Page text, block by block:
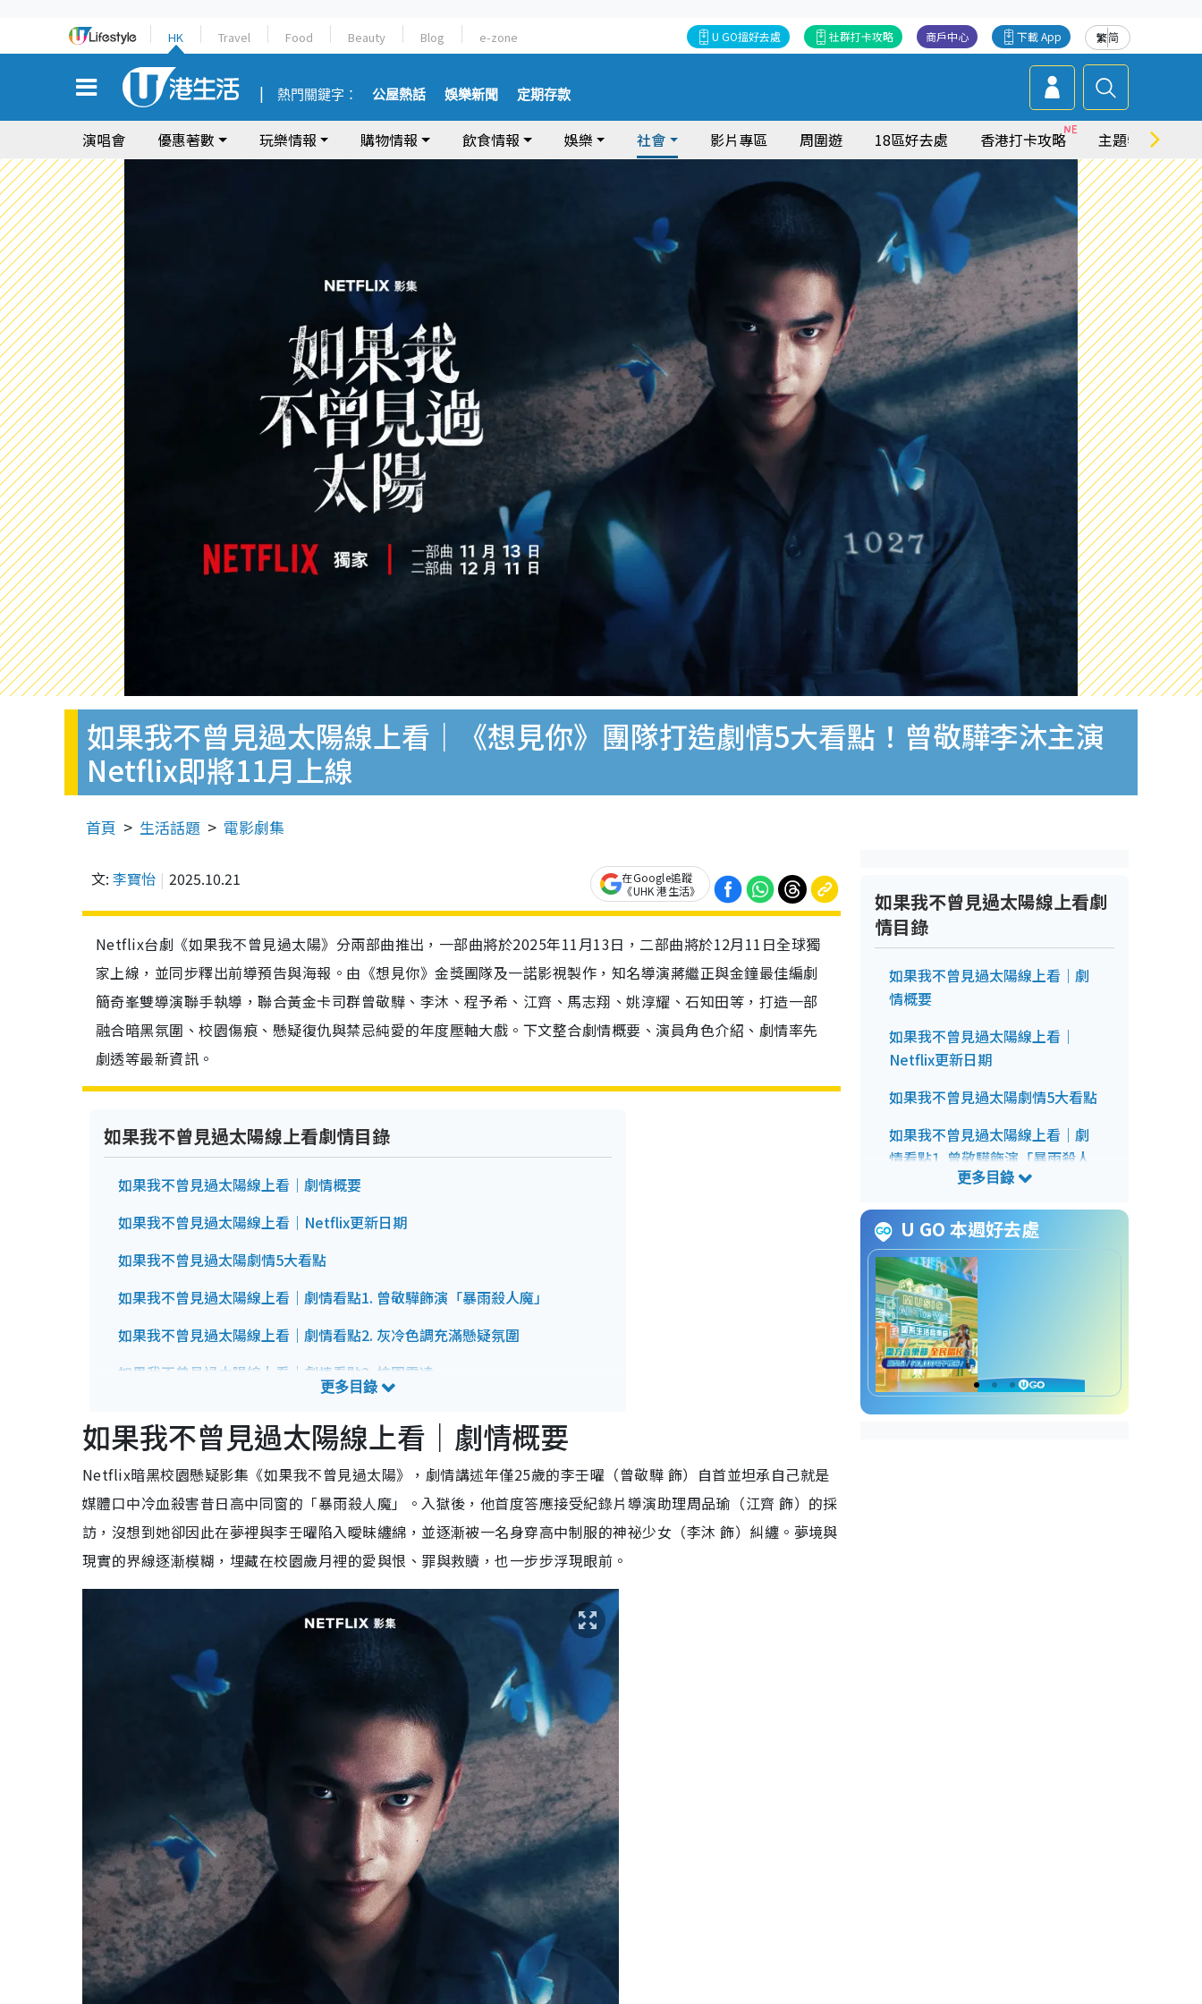
HK Travel Food Beauty Blog e-zone 繁简
下載 App
商戶中心
社群打卡攻略
U GO搵好去處
熱門關鍵字： 公屋熱話 娛樂新聞 定期存款
演唱會 優惠著數 玩樂情報 購物情報 飲食情報 娛樂 社會 影片專區 周圍遊 18區好去處 香港打卡攻略 主題特集
如果我不曾見過太陽線上看｜《想見你》團隊打造劇情5大看點！曾敬驊李沐主演
Netflix即將11月上線
首頁 生活話題 電影劇集
文: 李寶怡 2025.10.21
在Google追蹤
《UHK 港生活》
Netflix台劇《如果我不曾見過太陽》分兩部曲推出，一部曲將於2025年11月13日，二部曲將於12月11日全球獨
家上線，並同步釋出前導預告與海報。由《想見你》金獎團隊及一諾影視製作，知名導演蔣繼正與金鐘最佳編劇
簡奇峯雙導演聯手執導，聯合黃金卡司群曾敬驊、李沐、程予希、江齊、馬志翔、姚淳耀、石知田等，打造一部
融合暗黑氛圍、校園傷痕、懸疑復仇與禁忌純愛的年度壓軸大戲。下文整合劇情概要、演員角色介紹、劇情率先
劇透等最新資訊。
如果我不曾見過太陽線上看劇情目錄
如果我不曾見過太陽線上看｜劇情概要
如果我不曾見過太陽線上看｜Netflix更新日期
如果我不曾見過太陽劇情5大看點
如果我不曾見過太陽線上看｜劇情看點1. 曾敬驊飾演「暴雨殺人魔」
如果我不曾見過太陽線上看｜劇情看點2. 灰冷色調充滿懸疑氛圍
如果我不曾見過太陽線上看｜劇情看點3. 校園霸凌
如果我不曾見過太陽線上看｜劇情看點5.《想見你》金獎班底打造
如果我不曾見過太陽線上看｜演員角色陣容
曾敬驊飾演：主角李壬曜
李沐飾演：江曉彤
江齊飾演：周品瑜
程予希飾演：賴芸蓁
其他演員角色
如果我不曾見過太陽線上看｜預告片
如果我不曾見過太陽線上看｜劇情概要
Netflix暗黑校園懸疑影集《如果我不曾見過太陽》，劇情講述年僅25歲的李壬曜（曾敬驊 飾）自首並坦承自己就是
媒體口中冷血殺害昔日高中同窗的「暴雨殺人魔」。入獄後，他首度答應接受紀錄片導演助理周品瑜（江齊 飾）的採
訪，沒想到她卻因此在夢裡與李壬曜陷入曖昧纏綿，並逐漸被一名身穿高中制服的神祕少女（李沐 飾）糾纏。夢境與
現實的界線逐漸模糊，埋藏在校園歲月裡的愛與恨、罪與救贖，也一步步浮現眼前。
如果我不曾見過太陽線上看劇
情目錄
如果我不曾見過太陽線上看｜劇
情概要
如果我不曾見過太陽線上看｜
Netflix更新日期
如果我不曾見過太陽劇情5大看點
如果我不曾見過太陽線上看｜劇
情看點1. 曾敬驊飾演「暴雨殺人
如果我不曾見過太陽線上看｜劇
情看點2. 灰冷色調充滿懸疑氛圍
如果我不曾見過太陽線上看｜劇
情看點3. 校園霸凌
如果我不曾見過太陽線上看｜劇
情看點4. 殺人魔苦戀芭蕾少女
如果我不曾見過太陽線上看｜劇
U GO 本週好去處